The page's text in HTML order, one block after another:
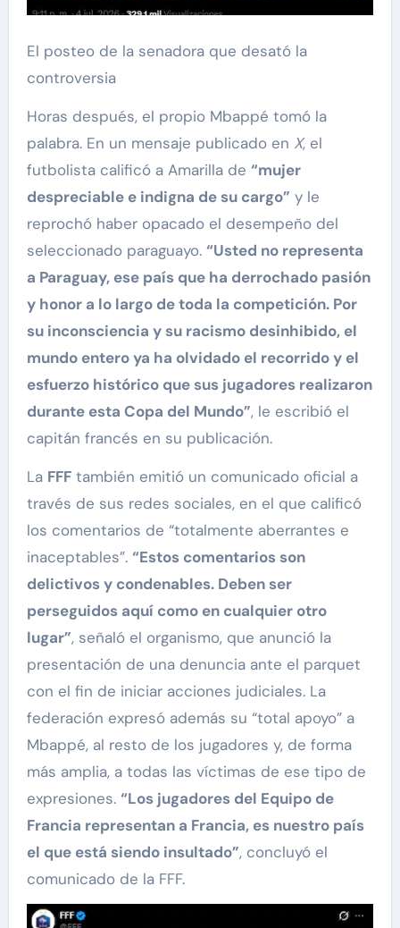
El posteo de la senadora que desató la
controversia
Horas después, el propio Mbappé tomó la
palabra. En un mensaje publicado en X, el
futbolista calificó a Amarilla de “mujer
despreciable e indigna de su cargo” y le
reprochó haber opacado el desempeño del
seleccionado paraguayo. “Usted no representa
a Paraguay, ese país que ha derrochado pasión
y honor a lo largo de toda la competición. Por
su inconsciencia y su racismo desinhibido, el
mundo entero ya ha olvidado el recorrido y el
esfuerzo histórico que sus jugadores realizaron
durante esta Copa del Mundo”, le escribió el
capitán francés en su publicación.
La FFFtambién emitió un comunicado oficial a
través de sus redes sociales, en el que calificó
los comentarios de “totalmente aberrantes e
inaceptables”. “Estos comentarios son
delictivos y condenables. Deben ser
perseguidos aquí como en cualquier otro
lugar”, señaló el organismo, que anunció la
presentación de una denuncia ante el parquet
con el fin de iniciar acciones judiciales. La
federación expresó además su “total apoyo” a
Mbappé, al resto de los jugadores y, de forma
más amplia, a todas las víctimas de ese tipo de
expresiones. “Los jugadores del Equipo de
Francia representan a Francia, es nuestro país
el que está siendo insultado”, concluyó el
comunicado de la FFF.